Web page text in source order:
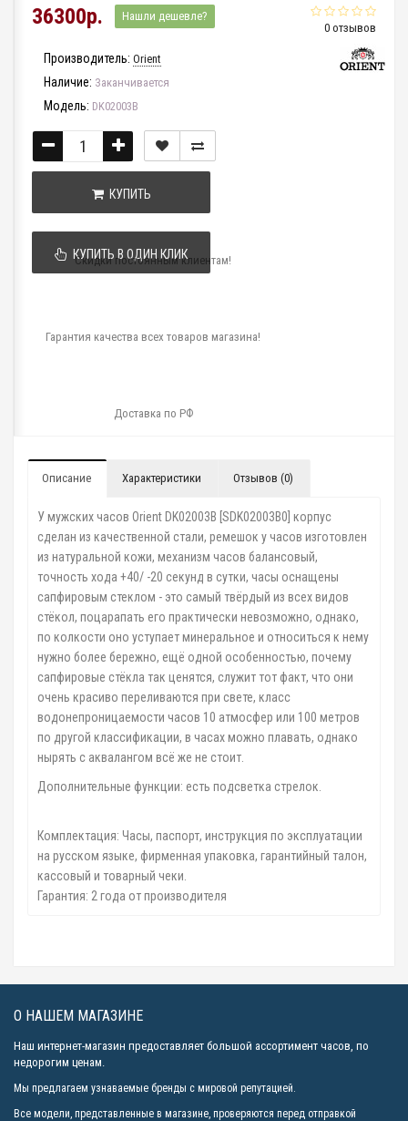
0 отзывов
36300р. Нашли дешевле?
Производитель: Orient
Наличие: Заканчивается
Модель: DK02003B
КУПИТЬ
КУПИТЬ В ОДИН КЛИК
Скидки постоянным клиентам!
Гарантия качества всех товаров магазина!
Доставка по РФ
Описание Характеристики Отзывов (0)
У мужских часов Orient DK02003B [SDK02003B0] корпус
сделан из качественной стали, ремешок у часов изготовлен
из натуральной кожи, механизм часов балансовый,
точность хода +40/ -20 секунд в сутки, часы оснащены
сапфировым стеклом - это самый твёрдый из всех видов
стёкол, поцарапать его практически невозможно, однако,
по колкости оно уступает минеральное и относиться к нему
нужно более бережно, ещё одной особенностью, почему
сапфировые стёкла так ценятся, служит тот факт, что они
очень красиво переливаются при свете, класс
водонепроницаемости часов 10 атмосфер или 100 метров
по другой классификации, в часах можно плавать, однако
нырять с аквалангом всё же не стоит.
Дополнительные функции: есть подсветка стрелок.
Комплектация: Часы, паспорт, инструкция по эксплуатации
на русском языке, фирменная упаковка, гарантийный талон,
кассовый и товарный чеки.
Гарантия: 2 года от производителя
О НАШЕМ МАГАЗИНЕ
Наш интернет-магазин предоставляет большой ассортимент часов, по
недорогим ценам.
Мы предлагаем узнаваемые бренды с мировой репутацией.
Все модели, представленные в магазине, проверяются перед отправкой